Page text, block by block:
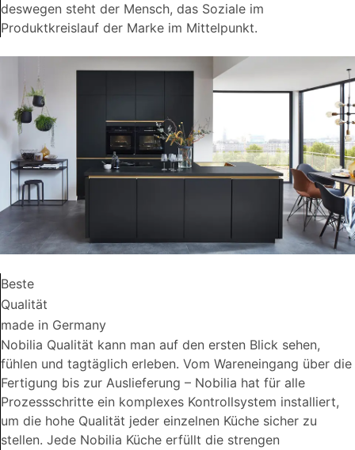
deswegen steht der Mensch, das Soziale im
Produktkreislauf der Marke im Mittelpunkt.
Beste
Qualität
made in Germany
Nobilia Qualität kann man auf den ersten Blick sehen,
fühlen und tagtäglich erleben. Vom Wareneingang über die
Fertigung bis zur Auslieferung – Nobilia hat für alle
Prozessschritte ein komplexes Kontrollsystem installiert,
um die hohe Qualität jeder einzelnen Küche sicher zu
stellen. Jede Nobilia Küche erfüllt die strengen